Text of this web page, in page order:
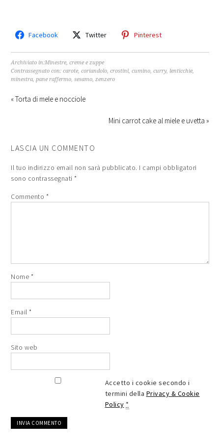
Facebook Twitter Pinterest
Archiviato in:Minestre, creme e zuppe
Contrassegnato con:carote ,coriandolo ,crostini ,cumino ,curry, lenticchie
minestra pane raffermo ,sesamo zenzero
« Torta di mele e nocciole
Mini carrot cake al miele e uvetta »
LASCIA UN COMMENTO
Il tuo indirizzo email non sarà pubblicato. I campi obbligatori
sono contrassegnati*
Commento *
Nome *
Email*
Sito web
Accetto i cookie secondo i
termini della Privacy & Cookie
Policy *